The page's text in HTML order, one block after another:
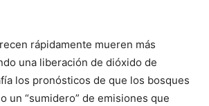
rápidamente mueren más
una liberación de dióxido de
los pronósticos de que los bosques
un “sumidero” de emisiones que